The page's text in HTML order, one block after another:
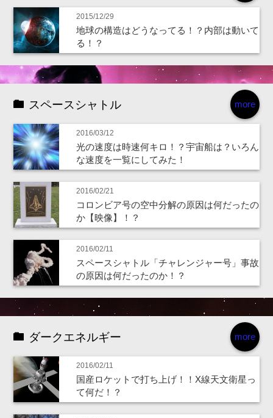
2015/12/29
地球の構造はどうなってる！？内部は動いて
る！？
more
スペースシャトル
2016/03/12
光の速度は時速何キロ！？宇宙船は？いろん
な速度を一覧にしてみた！
2016/02/21
コロンビア号の空中分解の原因は何だったの
か【映像】！？
2016/02/11
スペースシャトル「チャレンジャー号」事故
の原因は何だったのか！？
more
ダークエネルギー
2016/02/11
国産ロケットで打ち上げ！！X線天文衛星っ
て何だ！？